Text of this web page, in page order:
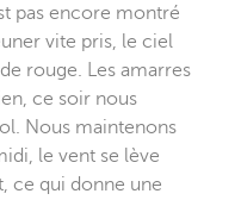
pas encore montré
vite pris, le ciel
rouge. Les amarres
ce soir nous
Nous maintenons
le vent se lève
ce qui donne une